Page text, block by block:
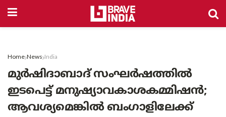
Home News India
മുർഷിദാബാദ് സംഘർഷത്തിൽ
ഇടപെട്ട് മനുഷ്യാവകാശകമ്മിഷൻ;
ആവശ്യമെങ്കിൽ ബംഗാളിലേക്ക്